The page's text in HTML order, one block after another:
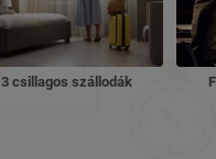
3 csillagos szállodák